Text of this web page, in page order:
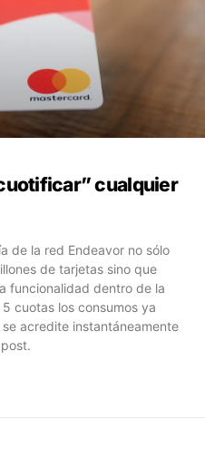
cualquier
de la red Endeavor no sólo
de tarjetas sino que
funcionalidad dentro de la
cuotas los consumos ya
acredite instantáneamente